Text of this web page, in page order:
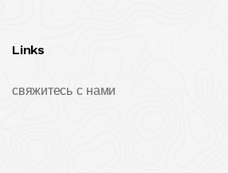
Links
свяжитесь с нами